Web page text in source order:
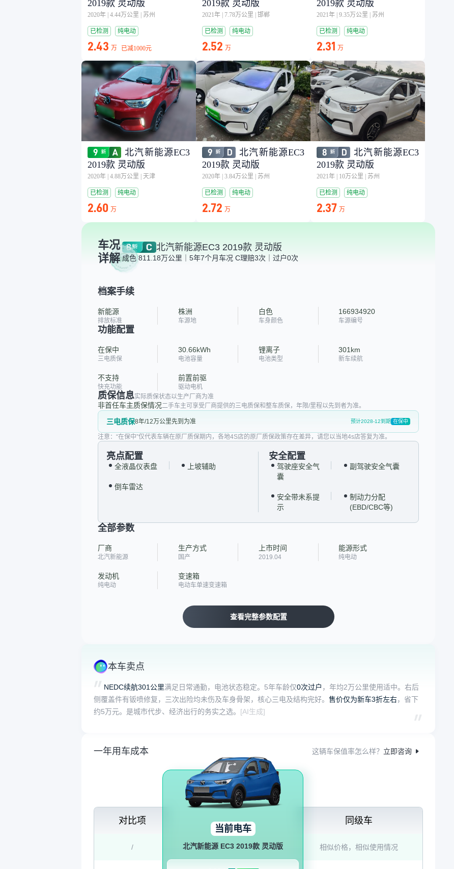
2019款 灵动版
2020年 4.44万公里 苏州
已检测 纯电动
2.43 万 已减1000元
2019款 灵动版
2021年 7.78万公里 邯郸
已检测 纯电动
2.52 万
2019款 灵动版
2021年 9.35万公里 苏州
已检测 纯电动
2.31 万
北汽新能源EC3
2019款 灵动版
2020年 4.88万公里 天津
已检测 纯电动
2.60 万
北汽新能源EC3
2019款 灵动版
2020年 3.84万公里 苏州
已检测 纯电动
2.72 万
北汽新能源EC3
2019款 灵动版
2021年 10万公里 苏州
已检测 纯电动
2.37 万
车况
详解
北汽新能源EC3 2019款 灵动版
成色 811.18万公里｜5年7个月车况 C理赔3次｜过户0次
档案手续
新能源
排放标准
株洲
车源地
白色
车身颜色
166934920
车源编号
功能配置
在保中
三电质保
30.66kWh
电池容量
锂离子
电池类型
301km
新车续航
不支持
快充功能
前置前驱
驱动电机
质保信息实际质保状态以生产厂商为准
非首任车主质保情况二手车主可享受厂商提供的三电质保和整车质保，年限/里程以先到者为准。
三电质保8年/12万公里先到为准 预计2028-12到期 在保中
注意：“在保中”仅代表车辆在原厂质保期内，各地4S店的原厂质保政策存在差异，请您以当地4s店答复为准。
亮点配置
全液晶仪表盘 上坡辅助
倒车雷达
安全配置
驾驶座安全气
囊
副驾驶安全气囊
安全带未系提
示
制动力分配
(EBD/CBC等)
全部参数
厂商
北汽新能源
生产方式
国产
上市时间
2019.04
能源形式
纯电动
发动机
纯电动
变速箱
电动车单速变速箱
查看完整参数配置
本车卖点
NEDC续航301公里满足日常通勤，电池状态稳定。5年车龄仅0次过户 ，年均2万公里使用适中。右后
侧覆盖件有钣喷修复，三次出险均未伤及车身骨架，核心三电及结构完好。 售价仅为新车3折左右，省下
约5万元。是城市代步、经济出行的务实之选。 [AI生成]
一年用车成本 这辆车保值率怎么样？ 立即咨询
对比项
/
当前电车
北汽新能源 EC3 2019款 灵动版
同级车
相似价格，相似使用情况